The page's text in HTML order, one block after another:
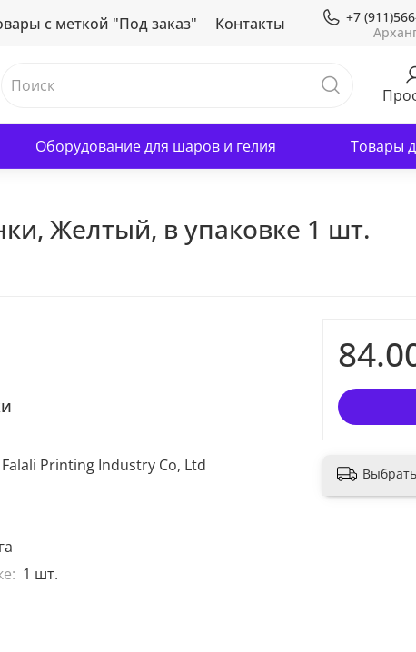
с меткой "Под заказ" Контакты +7
Оборудование для шаров и гелия Товары
Желтый, в упаковке 1 шт.
Falali Printing Industry Co, Ltd
1 шт.
Выбрать